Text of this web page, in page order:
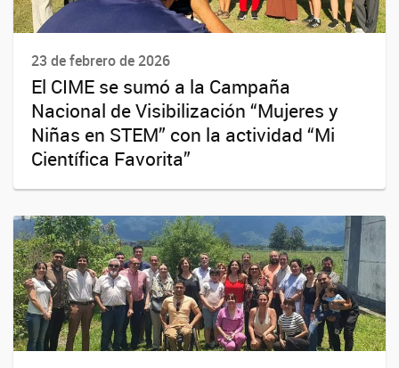
23 de febrero de 2026
El CIME se sumó a la Campaña
Nacional de Visibilización “Mujeres y
Niñas en STEM” con la actividad “Mi
Científica Favorita”